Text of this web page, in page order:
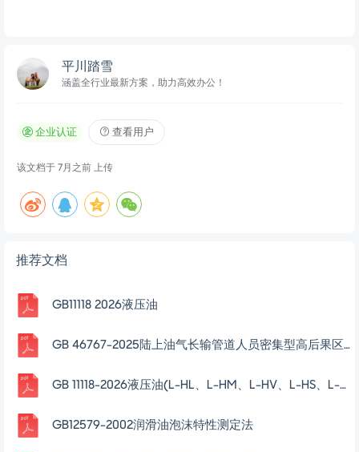
平川踏雪
涵盖全行业最新方案，助力高效办公！
企业认证 查看用户
该文档于 7月之前 上传
推荐文档
GB11118 2026液压油
GB 46767-2025陆上油气长输管道人员密集型高后果区辨识与管理
GB 11118-2026液压油(L-HL、L-HM、L-HV、L-HS、L-HG)
GB12579-2002润滑油泡沫特性测定法